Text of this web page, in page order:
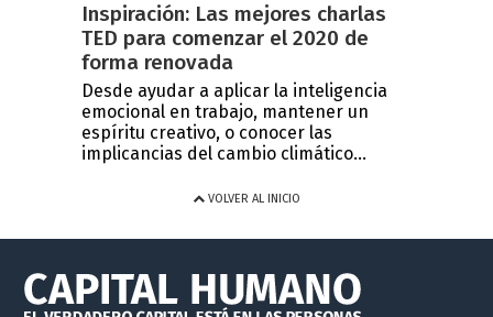
Inspiración: Las mejores charlas
TED para comenzar el 2020 de
forma renovada
Desde ayudar a aplicar la inteligencia
emocional en trabajo, mantener un
espíritu creativo, o conocer las
implicancias del cambio climático...
VOLVER AL INICIO